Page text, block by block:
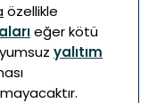
özellikle
eğer kötü
yalıtım